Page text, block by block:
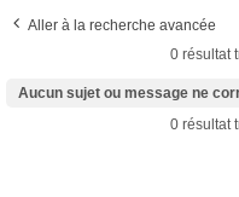
Aller à la recherche avancée
0 résultat
Aucun sujet ou message ne
0 résultat